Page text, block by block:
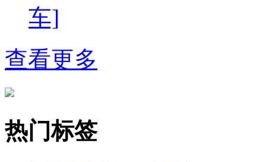
车]
查看更多
热门标签